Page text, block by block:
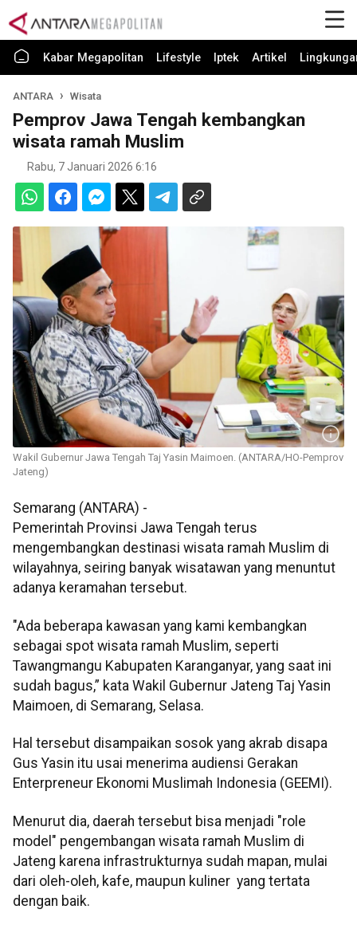
Kabar Megapolitan Lifestyle Iptek Artikel
ANTARA Wisata
Pemprov Jawa Tengah kembangkan
wisata ramah Muslim
Rabu, 7 Januari 2026 6:16
Wakil Gubernur Jawa Tengah Taj Yasin Maimoen. (ANTARA/HO-Pemprov
Jateng)
Semarang (ANTARA) -
Pemerintah Provinsi Jawa Tengah terus
mengembangkan destinasi wisata ramah Muslim di
wilayahnya, seiring banyak wisatawan yang menuntut
adanya keramahan tersebut.
"Ada beberapa kawasan yang kami kembangkan
sebagai spot wisata ramah Muslim, seperti
Tawangmangu Kabupaten Karanganyar, yang saat ini
sudah bagus,” kata Wakil Gubernur Jateng Taj Yasin
Maimoen, di Semarang, Selasa.
Hal tersebut disampaikan sosok yang akrab disapa
Gus Yasin itu usai menerima audiensi Gerakan
Enterpreneur Ekonomi Muslimah Indonesia (GEEMI).
Menurut dia, daerah tersebut bisa menjadi "role
model" pengembangan wisata ramah Muslim di
Jateng karena infrastrukturnya sudah mapan, mulai
dari oleh-oleh, kafe, maupun kuliner yang tertata
dengan baik.